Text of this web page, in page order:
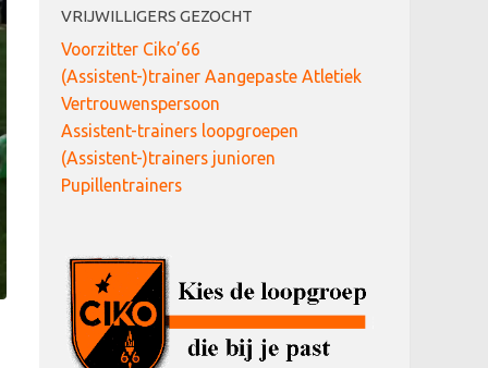
VRIJWILLIGERS GEZOCHT
Voorzitter Ciko’66
(Assistent-)trainer Aangepaste Atletiek
Vertrouwenspersoon
Assistent-trainers loopgroepen
(Assistent-)trainers junioren
Pupillentrainers